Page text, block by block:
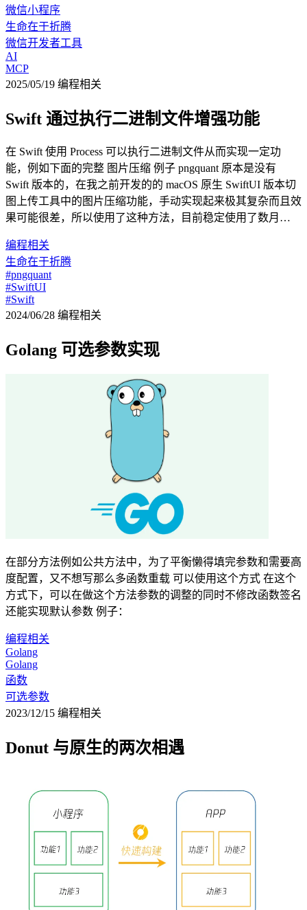
微信小程序
生命在于折腾
微信开发者工具
AI
MCP
2025/05/19 编程相关
Swift 通过执行二进制文件增强功能
在 Swift 使用 Process 可以执行二进制文件从而实现一定功
能，例如下面的完整 图片压缩 例子 pngquant 原本是没有
Swift 版本的，在我之前开发的的 macOS 原生 SwiftUI 版本切
图上传工具中的图片压缩功能，手动实现起来极其复杂而且效
果可能很差，所以使用了这种方法，目前稳定使用了数月…
编程相关
生命在于折腾
#pngquant
#SwiftUI
#Swift
2024/06/28 编程相关
Golang 可选参数实现
在部分方法例如公共方法中，为了平衡懒得填完参数和需要高
度配置，又不想写那么多函数重载 可以使用这个方式 在这个
方式下，可以在做这个方法参数的调整的同时不修改函数签名
还能实现默认参数 例子：
编程相关
Golang
Golang
函数
可选参数
2023/12/15 编程相关
Donut 与原生的两次相遇